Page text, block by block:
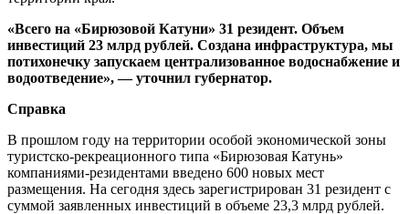
«Всего на «Бирюзовой Катуни» 31 резидент. Объем
инвестиций 23 млрд рублей. Создана инфраструктура, мы
потихонечку запускаем централизованное водоснабжение и
водоотведение», — уточнил губернатор.
Справка
В прошлом году на территории особой экономической зоны
туристско-рекреационного типа «Бирюзовая Катунь»
компаниями-резидентами введено 600 новых мест
размещения. На сегодня здесь зарегистрирован 31 резидент с
суммой заявленных инвестиций в объеме 23,3 млрд рублей.